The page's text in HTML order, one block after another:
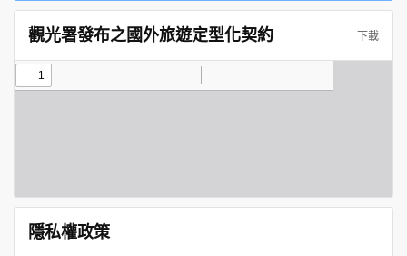
觀光署發布之國外旅遊定型化契約 下載
隱私權政策